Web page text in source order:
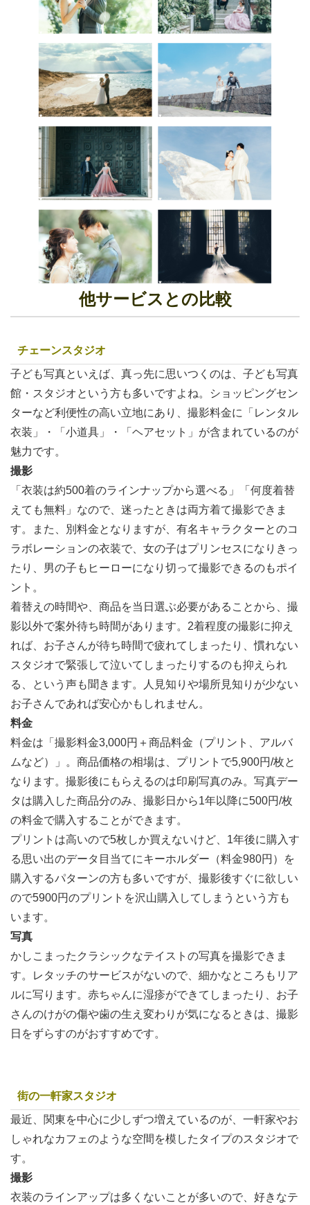
他サービスとの比較
チェーンスタジオ
子ども写真といえば、真っ先に思いつくのは、子ども写真
館・スタジオという方も多いですよね。ショッピングセン
ターなど利便性の高い立地にあり、撮影料金に「レンタル
衣装」・「小道具」・「ヘアセット」が含まれているのが
魅力です。
撮影
「衣装は約500着のラインナップから選べる」「何度着替
えても無料」なので、迷ったときは両方着て撮影できま
す。また、別料金となりますが、有名キャラクターとのコ
ラボレーションの衣装で、女の子はプリンセスになりきっ
たり、男の子もヒーローになり切って撮影できるのもポイ
ント。
着替えの時間や、商品を当日選ぶ必要があることから、撮
影以外で案外待ち時間があります。2着程度の撮影に抑え
れば、お子さんが待ち時間で疲れてしまったり、慣れない
スタジオで緊張して泣いてしまったりするのも抑えられ
る、という声も聞きます。人見知りや場所見知りが少ない
お子さんであれば安心かもしれません。
料金
料金は「撮影料金3,000円＋商品料金（プリント、アルバ
ムなど）」。商品価格の相場は、プリントで5,900円/枚と
なります。撮影後にもらえるのは印刷写真のみ。写真デー
タは購入した商品分のみ、撮影日から1年以降に500円/枚
の料金で購入することができます。
プリントは高いので5枚しか買えないけど、1年後に購入す
る思い出のデータ目当てにキーホルダー（料金980円）を
購入するパターンの方も多いですが、撮影後すぐに欲しい
ので5900円のプリントを沢山購入してしまうという方も
います。
写真
かしこまったクラシックなテイストの写真を撮影できま
す。レタッチのサービスがないので、細かなところもリア
ルに写ります。赤ちゃんに湿疹ができてしまったり、お子
さんのけがの傷や歯の生え変わりが気になるときは、撮影
日をずらすのがおすすめです。
街の一軒家スタジオ
最近、関東を中心に少しずつ増えているのが、一軒家やお
しゃれなカフェのような空間を模したタイプのスタジオで
す。
撮影
衣装のラインアップは多くないことが多いので、好きなテ